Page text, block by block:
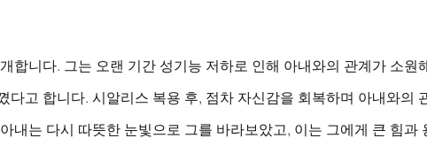
합니다. 그는 오랜 기간 성기능 저하로 인해 아내와의 관계가 소원
다고 합니다. 시알리스 복용 후, 점차 자신감을 회복하며 아내와의
내는 다시 따뜻한 눈빛으로 그를 바라보았고, 이는 그에게 큰 힘과